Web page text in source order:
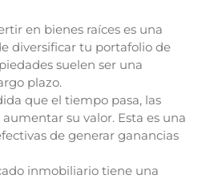
en bienes raíces es una
diversificar tu portafolio de
suelen ser una
plazo.
que el tiempo pasa, las
su valor. Esta es una
de generar ganancias
inmobiliario tiene una